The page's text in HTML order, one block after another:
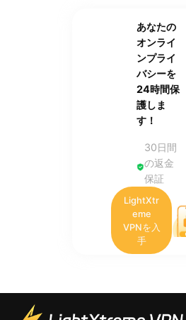
あなたの
オンライ
ンプライ
バシーを
24時間保
護しま
す！
30日間
の返金
保証
LightXtr
eme
VPNを入
手